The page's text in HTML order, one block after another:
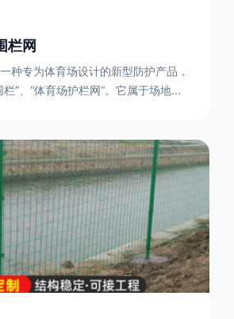
栏网
种专为体育场设计的新型防护产品，
”、“体育场护栏网”。它属于场地围
的材质有很多种，如钢丝绳网、聚酯
网等。不同材质的体育场围栏网具有
点。例如，钢丝绳网具有强度高、耐
点；聚酯纤维网则具有柔韧性好、透
育场围栏网是一种